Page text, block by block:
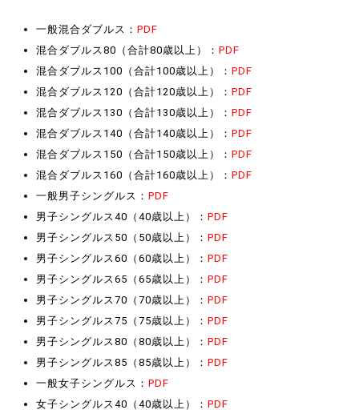
一般混合ダブルス： PDF
混合ダブルス80（合計80歳以上）： PDF
混合ダブルス100（合計100歳以上）： PDF
混合ダブルス120（合計120歳以上）： PDF
混合ダブルス130（合計130歳以上）： PDF
混合ダブルス140（合計140歳以上）： PDF
混合ダブルス150（合計150歳以上）： PDF
混合ダブルス160（合計160歳以上）： PDF
一般男子シングルス： PDF
男子シングルス40（40歳以上）： PDF
男子シングルス50（50歳以上）： PDF
男子シングルス60（60歳以上）： PDF
男子シングルス65（65歳以上）： PDF
男子シングルス70（70歳以上）： PDF
男子シングルス75（75歳以上）： PDF
男子シングルス80（80歳以上）： PDF
男子シングルス85（85歳以上）： PDF
一般女子シングルス： PDF
女子シングルス40（40歳以上）： PDF